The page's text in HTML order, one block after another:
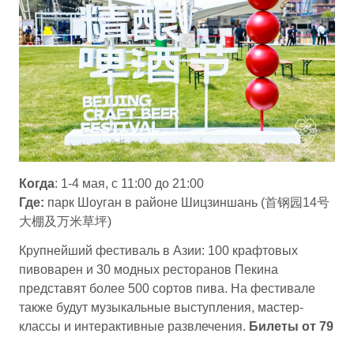
Когда: 1-4 мая, с 11:00 до 21:00
Где: парк Шоуган в районе Шицзиншань (首钢园14号
大棚及万米草坪)
Крупнейший фестиваль в Азии: 100 крафтовых
пивоварен и 30 модных ресторанов Пекина
представят более 500 сортов пива. На фестивале
также будут музыкальные выступления, мастер-
классы и интерактивные развлечения. Билеты от 79